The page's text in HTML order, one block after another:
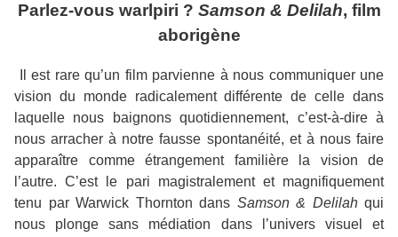
Parlez-vous warlpiri ? Samson & Delilah, film
aborigène
Il est rare qu’un film parvienne à nous communiquer une
vision du monde radicalement différente de celle dans
laquelle nous baignons quotidiennement, c’est-à-dire à
nous arracher à notre fausse spontanéité, et à nous faire
apparaître comme étrangement familière la vision de
l’autre. C’est le pari magistralement et magnifiquement
tenu par Warwick Thornton dans Samson & Delilahqui
nous plonge sans médiation dans l’univers visuel et